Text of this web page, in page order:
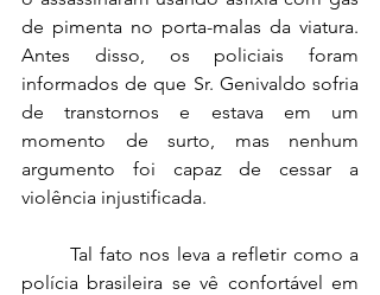
de pimenta no porta-malas da viatura.
Antes disso, os policiais foram
informados de que Sr. Genivaldo sofria
de transtornos e estava em um
momento de surto, mas nenhum
argumento foi capaz de cessar a
violência injustificada.
	Tal fato nos leva a refletir como a
polícia brasileira se vê confortável em